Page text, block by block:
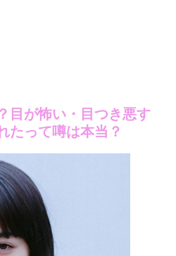
目が怖い・目つき悪す
たって噂は本当？